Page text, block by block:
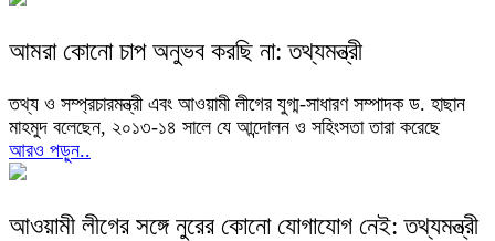
আমরা কোনো চাপ অনুভব করছি না: তথ্যমন্ত্রী
তথ্য ও সম্প্রচারমন্ত্রী এবং আওয়ামী লীগের যুগ্ম-সাধারণ সম্পাদক ড. হাছান
মাহমুদ বলেছেন, ২০১৩-১৪ সালে যে আন্দোলন ও সহিংসতা তারা করেছে
আরও পড়ুন..
আওয়ামী লীগের সঙ্গে নুরের কোনো যোগাযোগ নেই: তথ্যমন্ত্রী